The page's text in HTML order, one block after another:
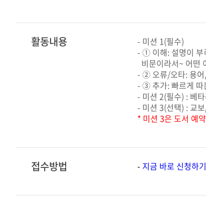
활동내용
- 미션 1(필수)
- ① 이해: 설명이 부
비문이라서~ 어떤
- ② 오류/오타: 용어
- ③ 추가: 빠르게 따
- 미션 2(필수) : 베
- 미션 3(선택) : 교
* 미션 3은 도서 예
접수방법 - 지금 바로 신청하기